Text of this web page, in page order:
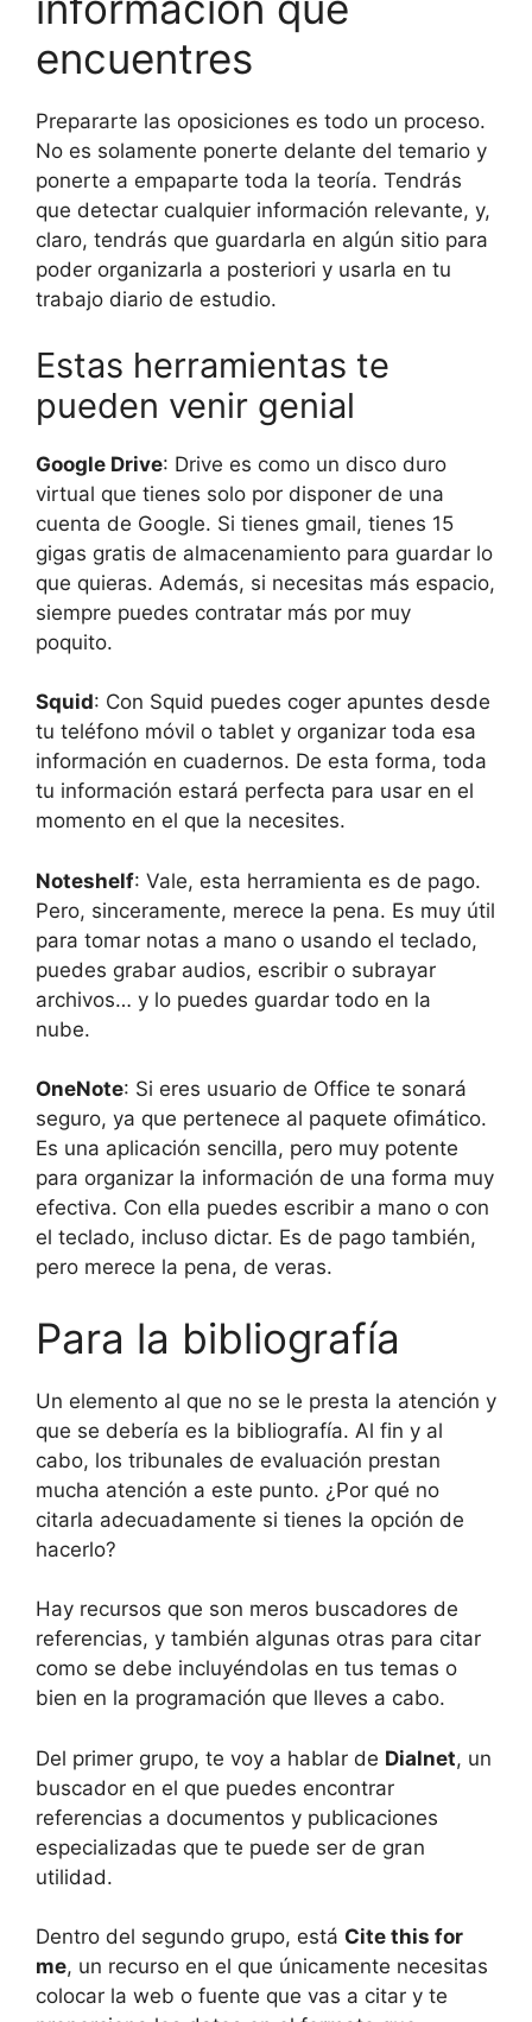
encuentres
Prepararte las oposiciones es todo un proceso.
No es solamente ponerte delante del temario y
ponerte a empaparte toda la teoría. Tendrás
que detectar cualquier información relevante, y,
claro, tendrás que guardarla en algún sitio para
poder organizarla a posteriori y usarla en tu
trabajo diario de estudio.
Estas herramientas te
pueden venir genial
Google Drive: Drive es como un disco duro
virtual que tienes solo por disponer de una
cuenta de Google. Si tienes gmail, tienes 15
gigas gratis de almacenamiento para guardar lo
que quieras. Además, si necesitas más espacio,
siempre puedes contratar más por muy
poquito.
Squid: Con Squid puedes coger apuntes desde
tu teléfono móvil o tablet y organizar toda esa
información en cuadernos. De esta forma, toda
tu información estará perfecta para usar en el
momento en el que la necesites.
Noteshelf: Vale, esta herramienta es de pago.
Pero, sinceramente, merece la pena. Es muy útil
para tomar notas a mano o usando el teclado,
puedes grabar audios, escribir o subrayar
archivos… y lo puedes guardar todo en la
nube.
OneNote: Si eres usuario de Office te sonará
seguro, ya que pertenece al paquete ofimático.
Es una aplicación sencilla, pero muy potente
para organizar la información de una forma muy
efectiva. Con ella puedes escribir a mano o con
el teclado, incluso dictar. Es de pago también,
pero merece la pena, de veras.
Para la bibliografía
Un elemento al que no se le presta la atención y
que se debería es la bibliografía. Al fin y al
cabo, los tribunales de evaluación prestan
mucha atención a este punto. ¿Por qué no
citarla adecuadamente si tienes la opción de
hacerlo?
Hay recursos que son meros buscadores de
referencias, y también algunas otras para citar
como se debe incluyéndolas en tus temas o
bien en la programación que lleves a cabo.
Del primer grupo, te voy a hablar de Dialnet, un
buscador en el que puedes encontrar
referencias a documentos y publicaciones
especializadas que te puede ser de gran
utilidad.
Dentro del segundo grupo, está Cite this for
me, un recurso en el que únicamente necesitas
colocar la web o fuente que vas a citar y te